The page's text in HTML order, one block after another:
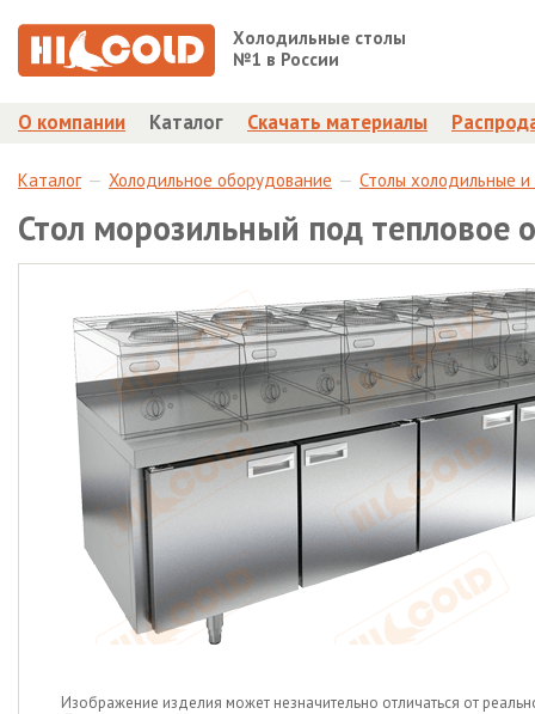
Холодильные столы
№1 в России
О компании Каталог Скачать материалы
Каталог Холодильное оборудование Столы холодильные
Стол морозильный под тепловое
Изображение изделия может незначительно отличаться от